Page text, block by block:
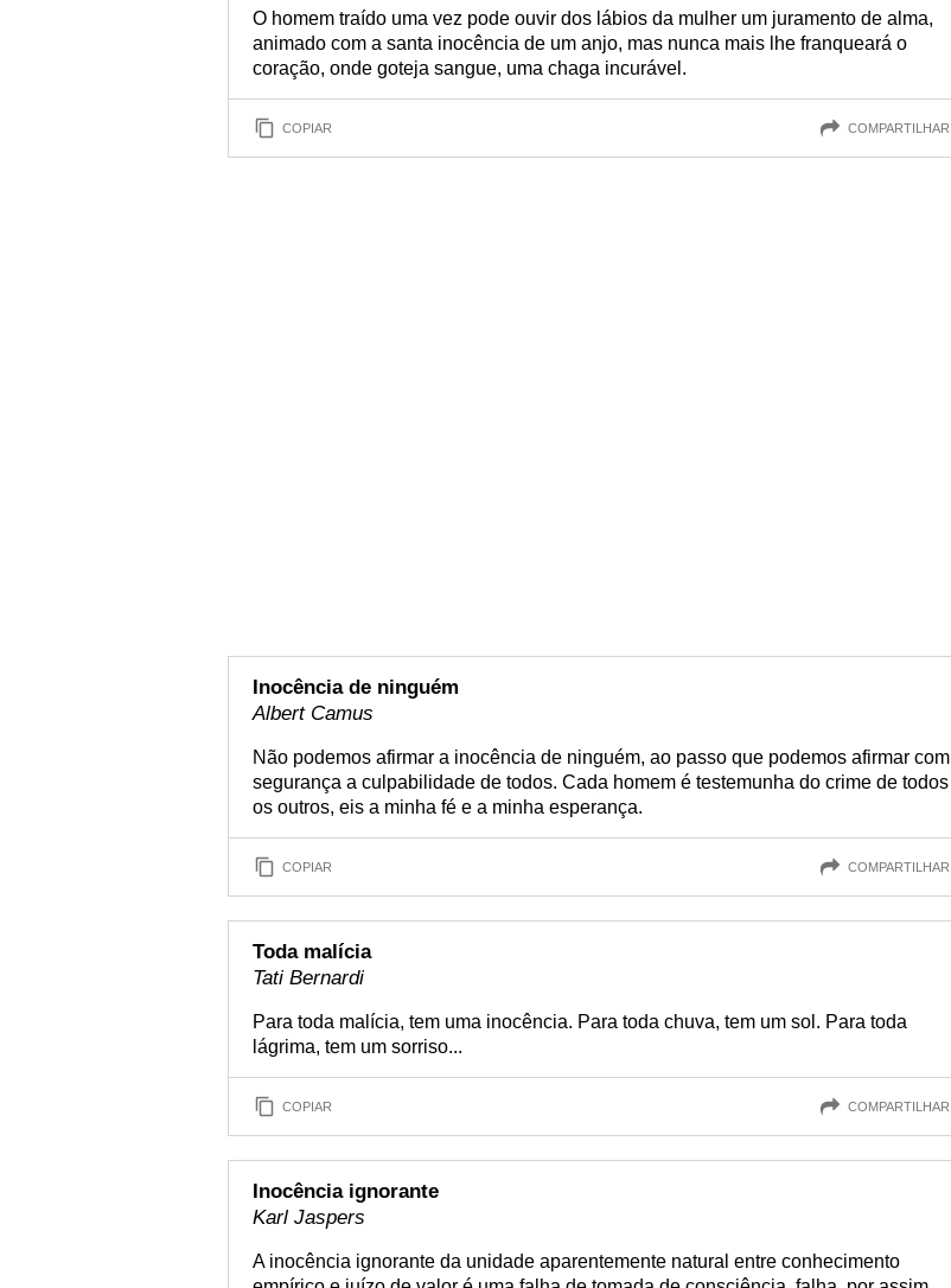
O homem traído uma vez pode ouvir dos lábios da mulher um juramento de alma,
animado com a santa inocência de um anjo, mas nunca mais lhe franqueará o
coração, onde goteja sangue, uma chaga incurável.
COPIAR COMPARTILHAR
Inocência de ninguém
Albert Camus
Não podemos afirmar a inocência de ninguém, ao passo que podemos afirmar com
segurança a culpabilidade de todos. Cada homem é testemunha do crime de todos
os outros, eis a minha fé e a minha esperança.
COPIAR COMPARTILHAR
Toda malícia
Tati Bernardi
Para toda malícia, tem uma inocência. Para toda chuva, tem um sol. Para toda
lágrima, tem um sorriso...
COPIAR COMPARTILHAR
Inocência ignorante
Karl Jaspers
A inocência ignorante da unidade aparentemente natural entre conhecimento